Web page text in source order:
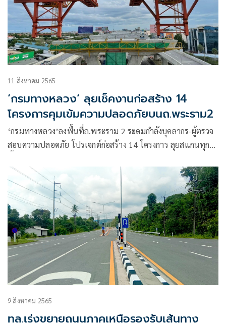
11 สิงหาคม 2565
‘กรมทางหลวง‘ ลุยเช็คงานก่อสร้าง 14
โครงการคุมเข้มความปลอดภัยบนถ.พระราม2
‘กรมทางหลวง’ลงพื้นที่ถ.พระราม 2 ระดมกำลังบุคลากร-ผู้ตรวจ
สอบความปลอดภัย โปรเจกต์ก่อสร้าง 14 โครงการ ลุยสแกนทุก
9 สิงหาคม 2565
ทล.เร่งขยายถนนภาคเหนือรองรับเส้นทาง